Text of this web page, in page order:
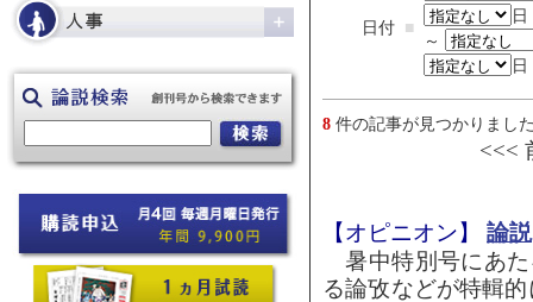
日付 ■
日
～
日
8 件の記事が見つかりまし
<<<
【オピニオン】 論説
暑中特別号にあた
る論攷などが特輯